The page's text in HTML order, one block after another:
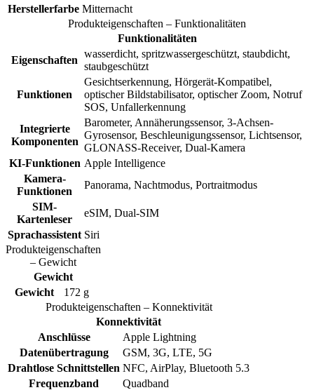
Herstellerfarbe Mitternacht
Produkteigenschaften – Funktionalitäten
Funktionalitäten
Eigenschaften
wasserdicht, spritzwassergeschützt, staubdicht,
staubgeschützt
Funktionen
Gesichtserkennung, Hörgerät-Kompatibel,
optischer Bildstabilisator, optischer Zoom, Notruf
SOS, Unfallerkennung
Integrierte
Komponenten
Barometer, Annäherungssensor, 3-Achsen-
Gyrosensor, Beschleunigungssensor, Lichtsensor,
GLONASS-Receiver, Dual-Kamera
KI-Funktionen Apple Intelligence
Kamera-
Funktionen
Panorama, Nachtmodus, Portraitmodus
SIM-
Kartenleser
eSIM, Dual-SIM
Sprachassistent Siri
Produkteigenschaften
– Gewicht
Gewicht
Gewicht
172 g
Produkteigenschaften – Konnektivität
Konnektivität
Anschlüsse
Apple Lightning
Datenübertragung
GSM, 3G, LTE, 5G
Drahtlose Schnittstellen NFC, AirPlay, Bluetooth 5.3
Frequenzband
Quadband